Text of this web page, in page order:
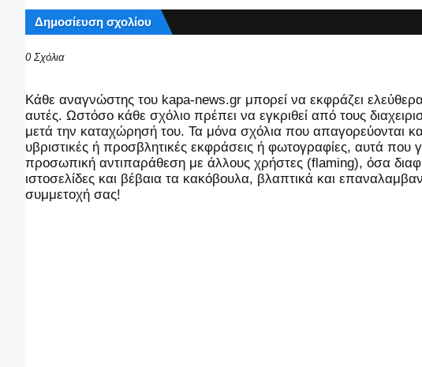
Δημοσίευση σχολίου
0 Σχόλια
Kάθε αναγνώστης του kapa-news.gr μπορεί να εκφράζει ελεύθερα
αυτές. Ωστόσο κάθε σχόλιο πρέπει να εγκριθεί από τους
μετά την καταχώρησή του. Τα μόνα σχόλια που απαγορεύονται
υβριστικές ή προσβλητικές εκφράσεις ή φωτογραφίες, αυτά
προσωπική αντιπαράθεση με άλλους χρήστες (flaming), όσα
ιστοσελίδες και βέβαια τα κακόβουλα, βλαπτικά και
συμμετοχή σας!